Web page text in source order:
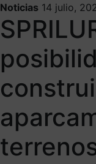
Noticias 14 julio,